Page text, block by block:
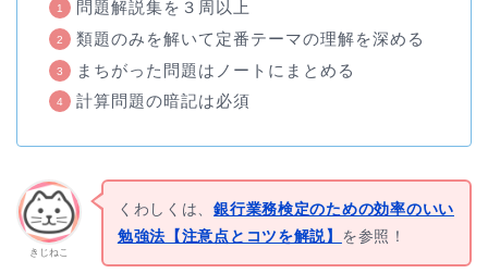
問題解説集を３周以上
類題のみを解いて定番テーマの理解を深める
まちがった問題はノートにまとめる
計算問題の暗記は必須
きじねこ
くわしくは、銀行業務検定のための効率のいい
勉強法【注意点とコツを解説】 を参照！